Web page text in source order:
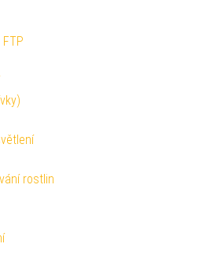
FTP
rostlin